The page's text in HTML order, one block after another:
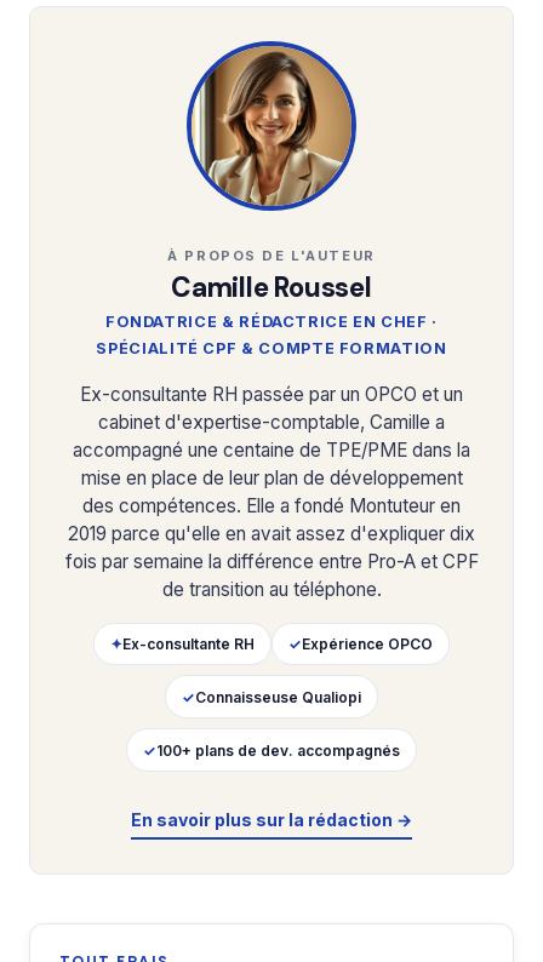
À PROPOS DE L'AUTEUR
Camille Roussel
FONDATRICE & RÉDACTRICE EN CHEF ·
SPÉCIALITÉ CPF & COMPTE FORMATION
Ex-consultante RH passée par un OPCO et un
cabinet d'expertise-comptable, Camille a
accompagné une centaine de TPE/PME dans la
mise en place de leur plan de développement
des compétences. Elle a fondé Montuteur en
2019 parce qu'elle en avait assez d'expliquer dix
fois par semaine la différence entre Pro-A et CPF
de transition au téléphone.
✦Ex-consultante RH ✓Expérience OPCO
✓Connaisseuse Qualiopi
✓100+ plans de dev. accompagnés
En savoir plus sur la rédaction →